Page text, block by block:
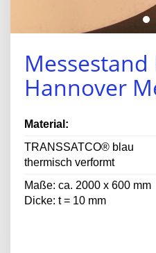
Messestand
Hannover
Material:
TRANSSATCO® blau
thermisch verformt
Maße: ca. 2000 x 600 mm
Dicke: t = 10 mm